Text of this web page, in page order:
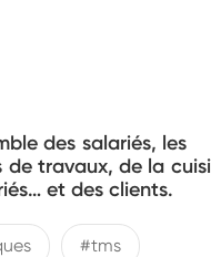
des salariés, les
de travaux, de la
et des clients.
#tms